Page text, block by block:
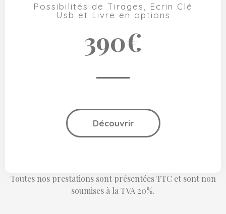
Possibilités de Tirages, Ecrin Clé
Usb et Livre en options
390€
Découvrir
Toutes nos prestations sont présentées TTC et sont non
soumises à la TVA 20%.